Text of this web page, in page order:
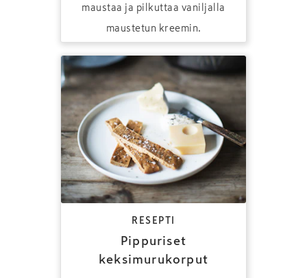
maustaa ja pilkuttaa vaniljalla
maustetun kreemin.
RESEPTI
Pippuriset
keksimurukorput